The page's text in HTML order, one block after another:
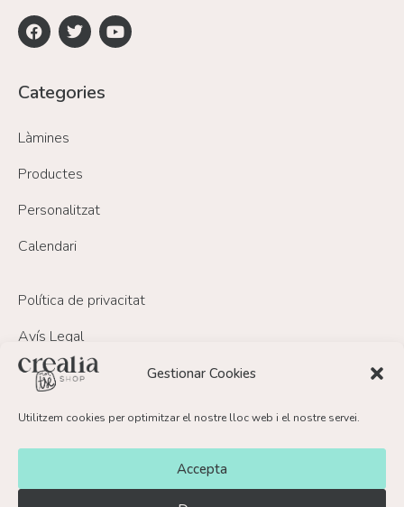
Gestionar Cookies
Utilitzem cookies per optimitzar el nostre lloc web i el nostre servei.
Accepta
Categories
Làmines
Productes
Personalitzat
Calendari
Política de privacitat
Avís Legal
Política de Cookies
Política de devolucions i reemborsament